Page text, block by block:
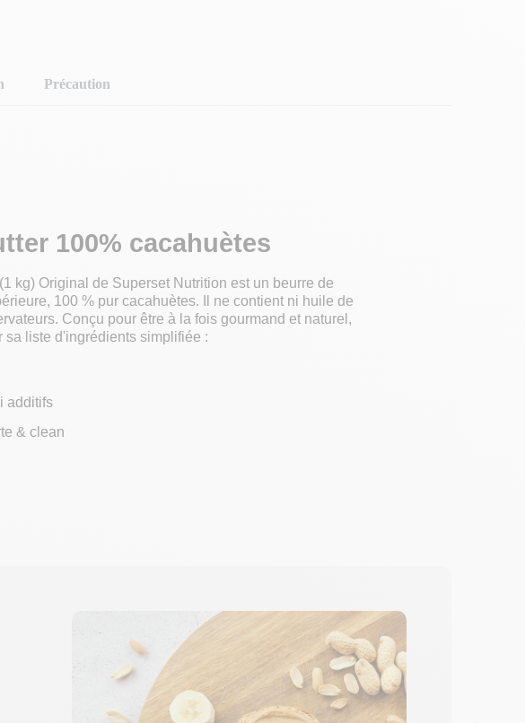
Précaution
100% cacahuètes
kg) Original de Superset Nutrition est un beurre de
100 % pur cacahuètes. Il ne contient ni huile de
Conçu pour être à la fois gourmand et naturel,
sa liste d'ingrédients simplifiée :
additifs
& clean